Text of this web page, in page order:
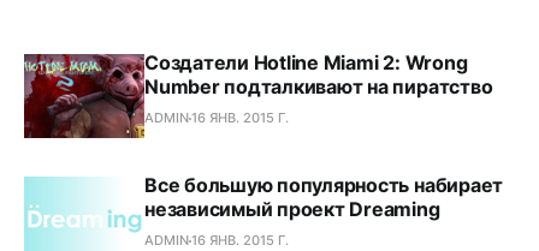
Создатели Hotline Miami 2: Wrong
Number подталкивают на пиратство
ADMIN16 ЯНВ. 2015 Г.
Все большую популярность набирает
независимый проект Dreaming
ADMIN16 ЯНВ. 2015 Г.